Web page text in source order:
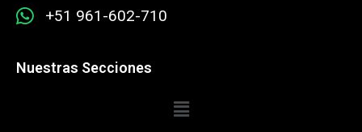
+51 961-602-710
Nuestras Secciones